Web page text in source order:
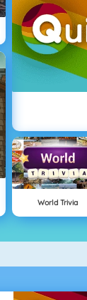
World Trivia